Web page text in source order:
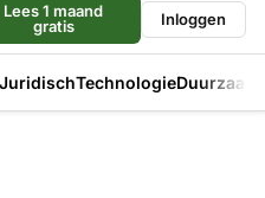
Lees 1 maand
gratis
Inloggen
JuridischTechnologie